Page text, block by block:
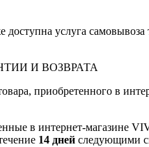
доступна услуга самовывоза
И ВОЗВРАТА
приобретенного в
в интернет-магазине
14 дней следующими